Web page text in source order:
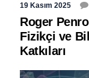
19 Kasım 2025
Roger
Fizikçi ve
Katkıları